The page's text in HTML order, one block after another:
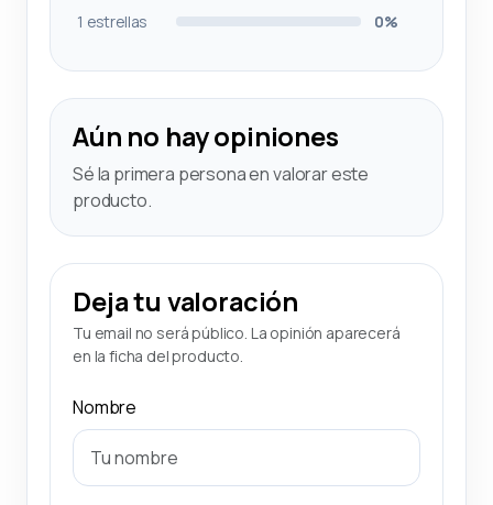
1 estrellas
0%
Aún no hay opiniones
Sé la primera persona en valorar este
producto.
Deja tu valoración
Tu email no será público. La opinión aparecerá
en la ficha del producto.
Nombre